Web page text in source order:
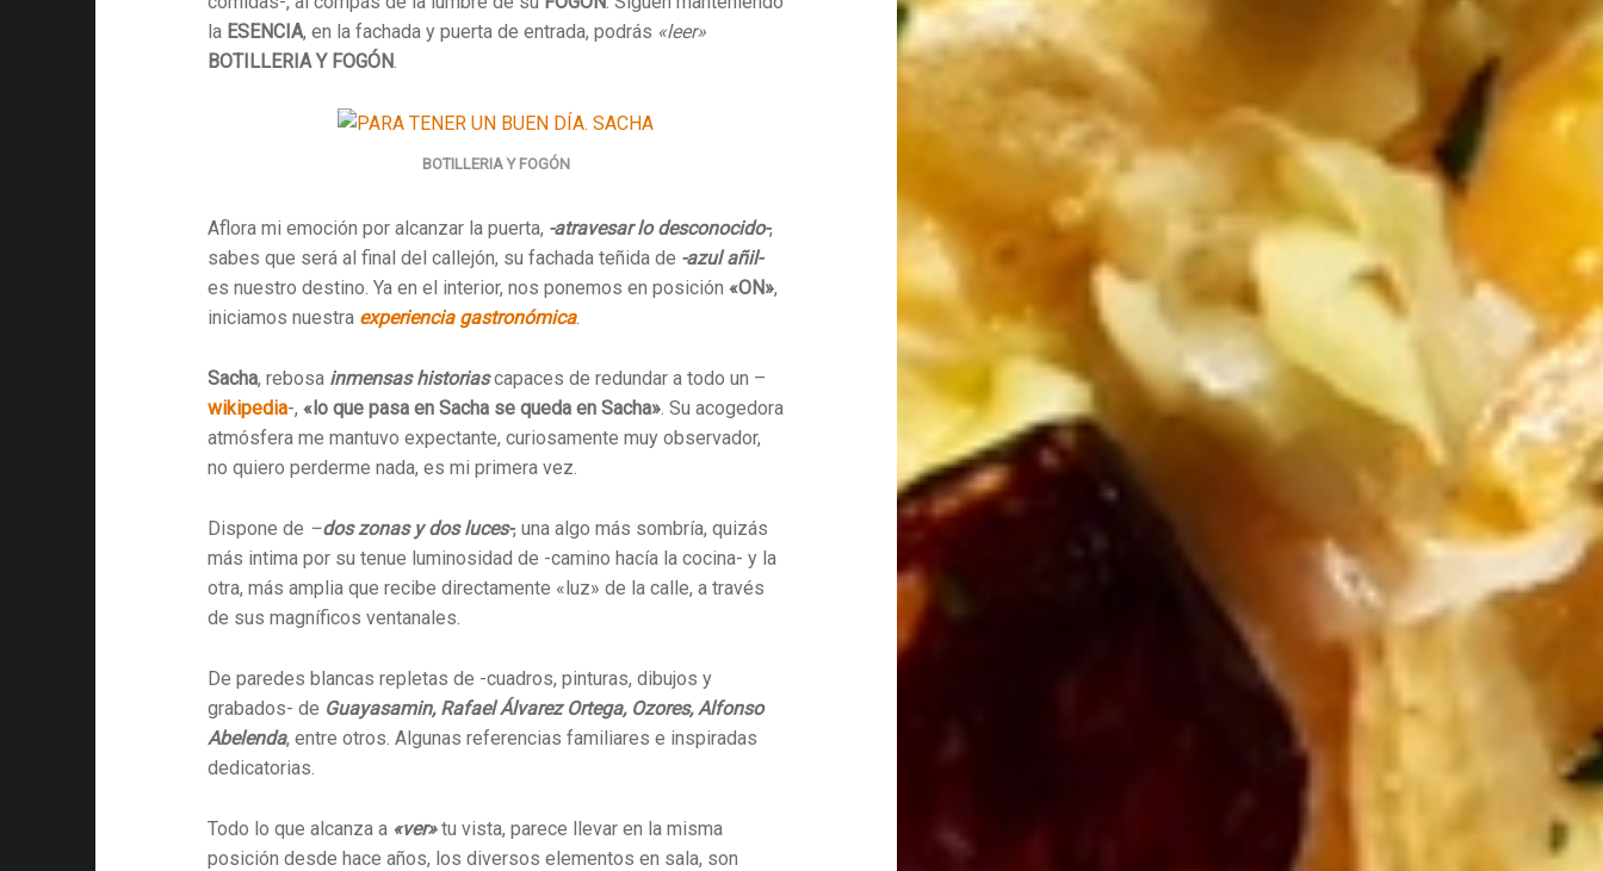
la ESENCIA, en la fachada y puerta de entrada, podrás «leer»
BOTILLERIA Y FOGÓN.
BOTILLERIA Y FOGÓN
Aflora mi emoción por alcanzar la puerta, -atravesar lo desconocido-,
sabes que será al final del callejón, su fachada teñida de -azul añil-
es nuestro destino. Ya en el interior, nos ponemos en posición«ON»,
iniciamos nuestra experiencia gastronómica.
Sacha, rebosa inmensas historiascapaces de redundar a todo un –
wikipedia-,«lo que pasa en Sacha se queda en Sacha». Su acogedora
atmósfera me mantuvo expectante, curiosamente muy observador,
no quiero perderme nada, es mi primera vez.
Dispone de –dos zonas y dos luces-, una algo más sombría, quizás
más intima por su tenue luminosidad de -camino hacía la cocina- y la
otra, más amplia que recibe directamente «luz» de la calle, a través
de sus magníficos ventanales.
De paredes blancas repletas de -cuadros, pinturas, dibujos y
grabados- de Guayasamin, Rafael Álvarez Ortega, Ozores, Alfonso
Abelenda, entre otros. Algunas referencias familiares e inspiradas
dedicatorias.
Todo lo que alcanza a «ver»tu vista, parece llevar en la misma
posición desde hace años, los diversos elementos en sala, son